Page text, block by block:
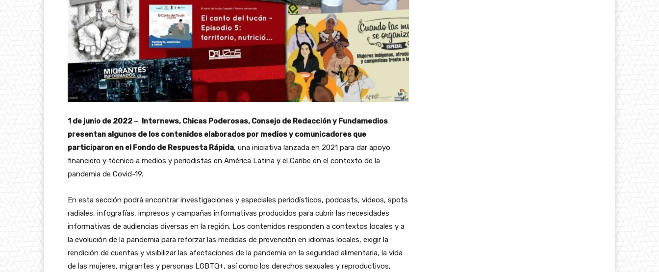
1 de junio de 2022 – Internews, Chicas Poderosas, Consejo de Redacción y Fundamedios
presentan algunos de los contenidos elaborados por medios y comunicadores que
participaron en el Fondo de Respuesta Rápida, una iniciativa lanzada en 2021 para dar apoyo
financiero y técnico a medios y periodistas en América Latina y el Caribe en el contexto de la
pandemia de Covid-19.
En esta sección podrá encontrar investigaciones y especiales periodísticos, podcasts, videos, spots
radiales, infografías, impresos y campañas informativas producidos para cubrir las necesidades
informativas de audiencias diversas en la región. Los contenidos responden a contextos locales y a
la evolución de la pandemia para reforzar las medidas de prevención en idiomas locales, exigir la
rendición de cuentas y visibilizar las afectaciones de la pandemia en la seguridad alimentaria, la vida
de las mujeres, migrantes y personas LGBTQ+, así como los derechos sexuales y reproductivos,